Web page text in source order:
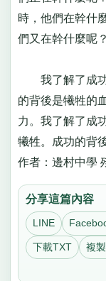
時，他們在幹什
們又在幹什麼呢
我了解了成功
的背後是犧牲的
力。我了解了成
犧牲。成功的背
作者：邊村中學
分享這篇內容
LINE
下載TXT 複